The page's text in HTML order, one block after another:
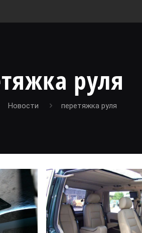
руля
Новости перетяжка руля